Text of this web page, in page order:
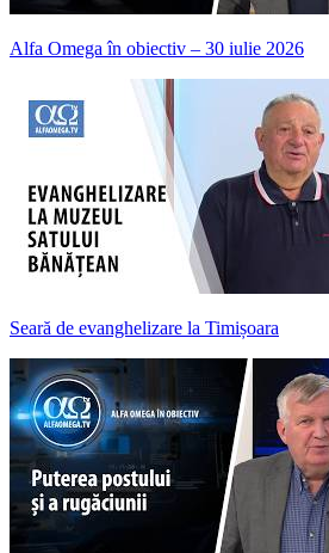
Alfa Omega în obiectiv – 30 iulie 2026
Seară de evanghelizare la Timișoara